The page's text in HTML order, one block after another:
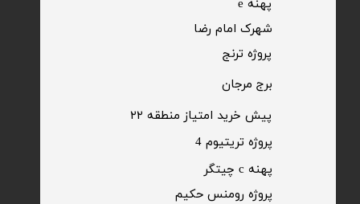
​پروژه ترنج
شهرک امام رضا
پهنه e
برج مرجان
پیش خرید امتیاز منطقه ۲۲​​​​​​​
پروژه رومنس حکیم
پهنه c چیتگر
پروژه تریتیوم 4